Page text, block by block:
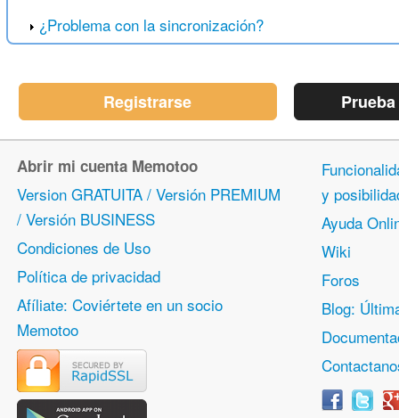
¿Problema con la sincronización?
Registrarse
Abrir mi cuenta Memotoo
Version GRATUITA / Versión PREMIUM
/ Versión BUSINESS
Condiciones de Uso
Política de privacidad
Afíliate: Coviértete en un socio
Memotoo
y
Ayuda
Wiki
Foros
Blog: